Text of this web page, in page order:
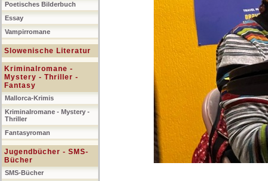
Poetisches Bilderbuch
Essay
Vampirromane
Slowenische Literatur
Kriminalromane -
Mystery - Thriller -
Fantasy
Mallorca-Krimis
Kriminalromane - Mystery -
Thriller
Fantasyroman
Jugendbücher - SMS-
Bücher
SMS-Bücher